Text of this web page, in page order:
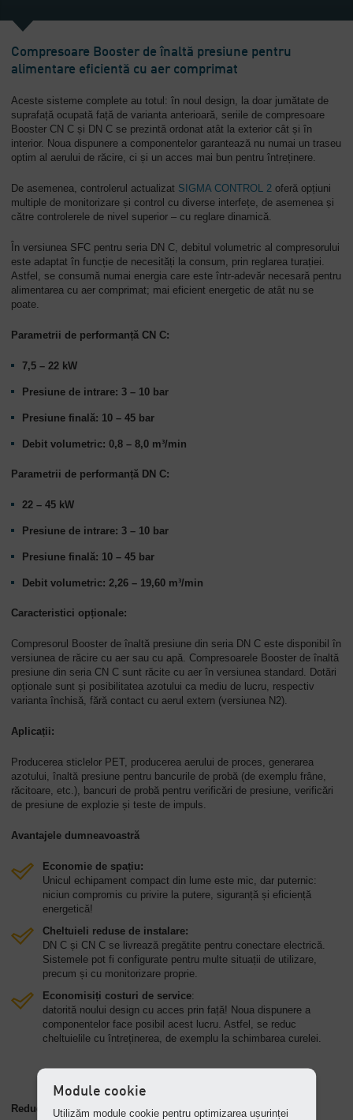
Companie
Prezentare
generală
Compresoare Booster de înaltă presiune pentru
alimentare eficientă cu aer comprimat
Aceste sisteme complete au totul: în noul design, la doar jumătate de
suprafață ocupată față de varianta anterioară, seriile de compresoare
Booster CN C și DN C se prezintă ordonat atât la exterior cât și în
interior. Noua dispunere a componentelor garantează nu numai un traseu
optim al aerului de răcire, ci și un acces mai bun pentru întreținere.
De asemenea, controlerul actualizat SIGMA CONTROL 2 oferă opțiuni
multiple de monitorizare și control cu ​​diverse interfețe, de asemenea și
către controlerele de nivel superior – cu reglare dinamică.
În versiunea SFC pentru seria DN C, debitul volumetric al compresorului
este adaptat în funcție de necesități la consum, prin reglarea turației.
Astfel, se consumă numai energia care este într-adevăr necesară pentru
alimentarea cu aer comprimat; mai eficient energetic de atât nu se
poate.
Parametrii de performanță CN C:
7,5 – 22 kW
Presiune de intrare: 3 – 10 bar
Presiune finală: 10 – 45 bar
Debit volumetric: 0,8 – 8,0 m³/min
Parametrii de performanță DN C:
22 – 45 kW
Presiune de intrare: 3 – 10 bar
Presiune finală: 10 – 45 bar
Debit volumetric: 2,26 – 19,60 m³/min
Caracteristici opționale:
Compresorul Booster de înaltă presiune din seria DN C este disponibil în
versiunea de răcire cu aer sau cu apă. Compresoarele Booster de înaltă
presiune din seria CN C sunt răcite cu aer în versiunea standard. Dotări
opționale sunt și posibilitatea azotului ca mediu de lucru, respectiv
varianta închisă, fără contact cu aerul extern (versiunea N2).
Aplicații:
Producerea sticlelor PET, producerea aerului de proces, generarea
azotului, înaltă presiune pentru bancurile de probă (de exemplu frâne,
răcitoare, etc.), bancuri de probă pentru verificări de presiune, verificări
de presiune de explozie și teste de impuls.
Avantajele dumneavoastră
Economie de spațiu:
Unicul echipament compact din lume este mic, dar puternic:
niciun compromis cu privire la putere, siguranță și eficiență
energetică!
Cheltuieli reduse de instalare:
DN C și CN C se livrează pregătite pentru conectare electrică.
Sistemele pot fi configurate pentru multe situații de utilizare,
precum și cu monitorizare proprie.
Economisiți costuri de service:
datorită noului design cu acces prin față! Noua dispunere a
componentelor face posibil acest lucru. Astfel, se reduc
cheltuielile cu întreținerea, de exemplu la schimbarea curelei.
Reducerea costurilor cu energia
Module cookie
Utilizăm module cookie pentru optimizarea ușurinței